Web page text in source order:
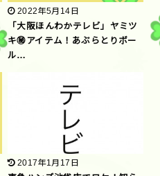
2022年5月14日
「大阪ほんわかテレビ」ヤミツ
キ㊙アイテム！あぶらとりボー
ル…
2017年1月17日